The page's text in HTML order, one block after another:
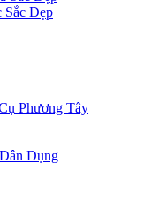
Sắc Đẹp
Phương Tây
Dụng